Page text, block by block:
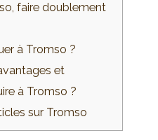
faire doublement
à Tromso ?
et
à Tromso ?
sur Tromso